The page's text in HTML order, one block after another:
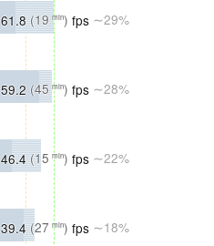
61.8(19 min) fps ∼29%
59.2 (45 min) fps ∼28%
46.4(15 min) fps ∼22%
39.4(27 min) fps ∼18%